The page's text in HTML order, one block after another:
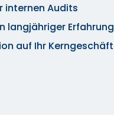
internen Audits
langjähriger Erfahrung
auf Ihr Kerngeschäft